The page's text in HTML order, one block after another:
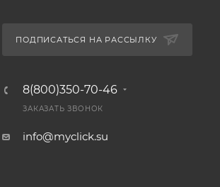
ПОДПИСАТЬСЯ НА РАССЫЛКУ
8(800)350-70-46
ЗАКАЗАТЬ ЗВОНОК
info@myclick.su